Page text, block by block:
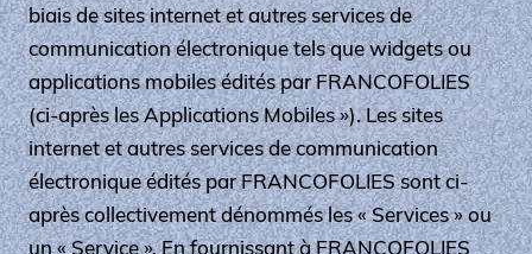
biais de sites internet et autres services de
communication électronique tels que widgets ou
applications mobiles édités par FRANCOFOLIES
(ci-après les Applications Mobiles »). Les sites
internet et autres services de communication
électronique édités par FRANCOFOLIES sont ci-
après collectivement dénommés les « Services » ou
un « Service ». En fournissant à FRANCOFOLIES